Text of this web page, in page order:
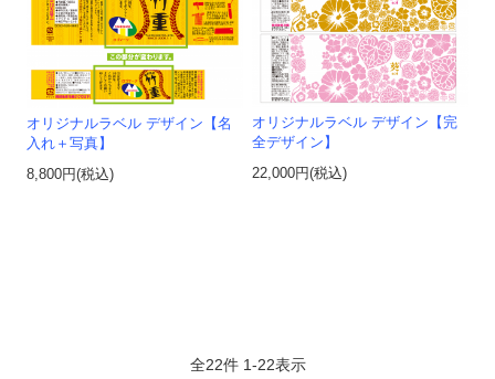
オリジナルラベル デザイン【名
入れ＋写真】
8,800円(税込)
オリジナルラベル デザイン【完
全デザイン】
22,000円(税込)
全22件 1-22表示